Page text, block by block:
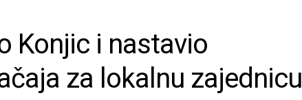
Konjic i nastavio
za lokalnu zajednicu